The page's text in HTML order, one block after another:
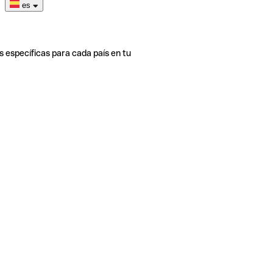
es
específicas para cada país en tu